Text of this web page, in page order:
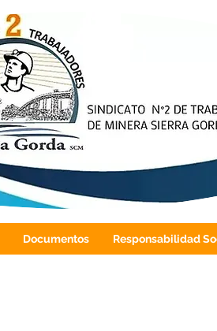
Documentos Responsabilidad